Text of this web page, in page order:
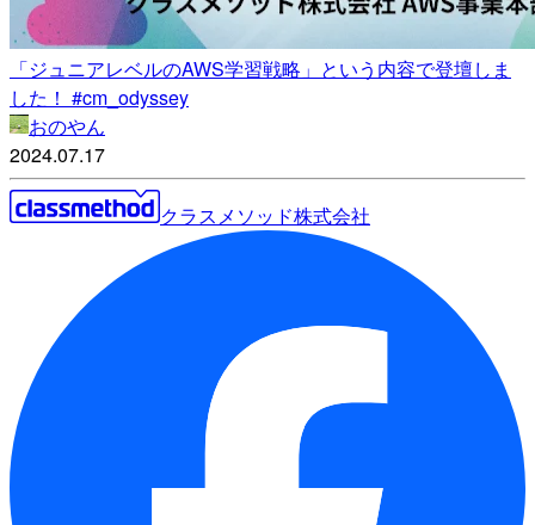
「ジュニアレベルのAWS学習戦略」という内容で登壇しま
した！ #cm_odyssey
おのやん
2024.07.17
クラスメソッド株式会社